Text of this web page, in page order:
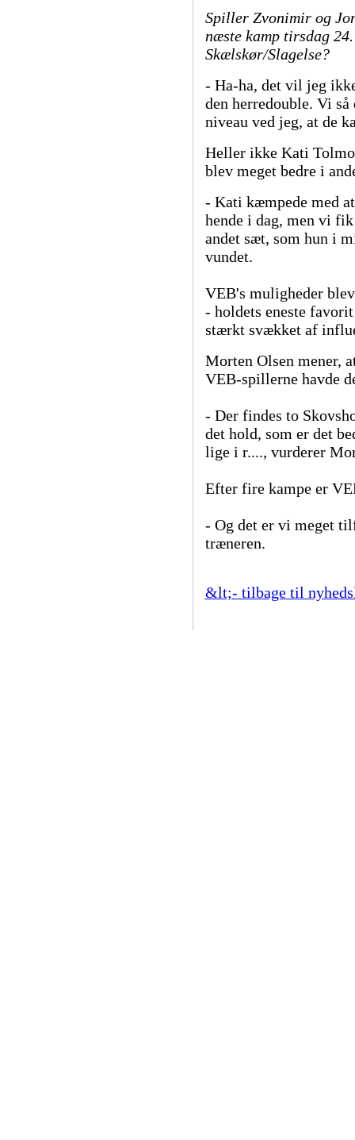
Spiller Zvonimir og
næste kamp tirsdag
Skælskør/Slagelse?
- Ha-ha, det vil jeg
den herredouble. Vi
niveau ved jeg, at de
Heller ikke Kati
blev meget bedre i
- Kati kæmpede med
hende i dag, men vi
andet sæt, som hun i
vundet.
VEB's muligheder
- holdets eneste
stærkt svækket af
Morten Olsen mener,
VEB-spillerne havde
- Der findes to
det hold, som er det
lige i r...., vurderer
Efter fire kampe er
- Og det er vi meget
træneren.
&lt;- tilbage til